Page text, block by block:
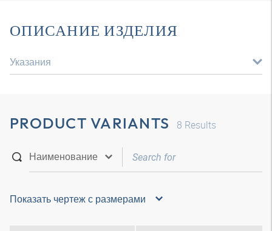
ОПИСАНИЕ ИЗДЕЛИЯ
Указания
PRODUCT VARIANTS 8 Results
Показать чертеж с размерами